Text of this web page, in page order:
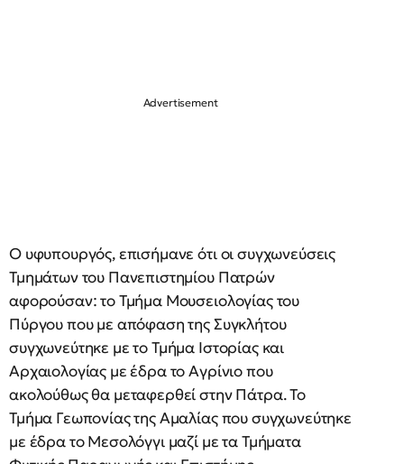
Ο υφυπουργός, επισήμανε ότι οι συγχωνεύσεις
Τμημάτων του Πανεπιστημίου Πατρών
αφορούσαν: το Τμήμα Μουσειολογίας του
Πύργου που με απόφαση της Συγκλήτου
συγχωνεύτηκε με το Τμήμα Ιστορίας και
Αρχαιολογίας με έδρα το Αγρίνιο που
ακολούθως θα μεταφερθεί στην Πάτρα. Το
Τμήμα Γεωπονίας της Αμαλίας που συγχωνεύτηκε
με έδρα το Μεσολόγγι μαζί με τα Τμήματα